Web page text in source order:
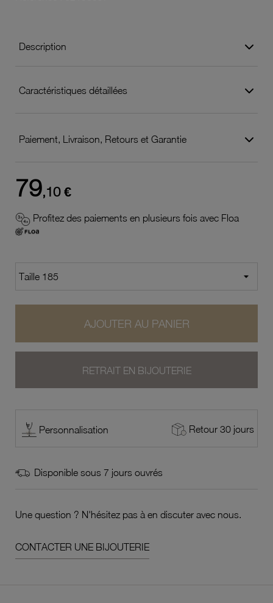
Description
Caractéristiques détaillées
Paiement, Livraison, Retours et Garantie
79,10 €
Profitez des paiements en plusieurs fois avec Floa
AJOUTER AU PANIER
RETRAIT EN BIJOUTERIE
Personnalisation Retour 30 jours
Disponible sous 7 jours ouvrés
Une question ? N'hésitez pas à en discuter avec nous.
CONTACTER UNE BIJOUTERIE